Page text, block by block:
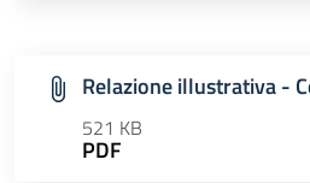
Relazione illustrativa -
521 KB
PDF